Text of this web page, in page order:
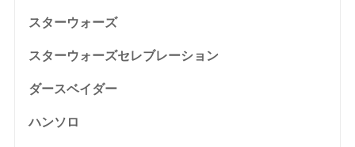
スターウォーズ
スターウォーズセレブレーション
ダースベイダー
ハンソロ